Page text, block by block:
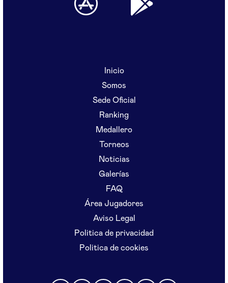
Inicio
Somos
Sede Oficial
Ranking
Medallero
Torneos
Noticias
Galerías
FAQ
Área Jugadores
Aviso Legal
Politica de privacidad
Politica de cookies